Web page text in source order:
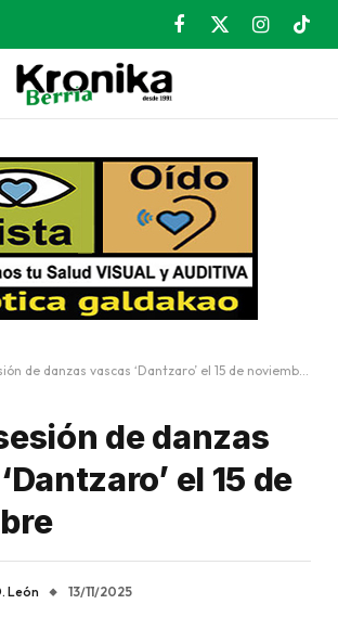
Facebook
X
Instagram
de danzas vascas ‘Dantzaro’ el 15 de noviembre
de danzas
el 15 de
León 13/11/2025